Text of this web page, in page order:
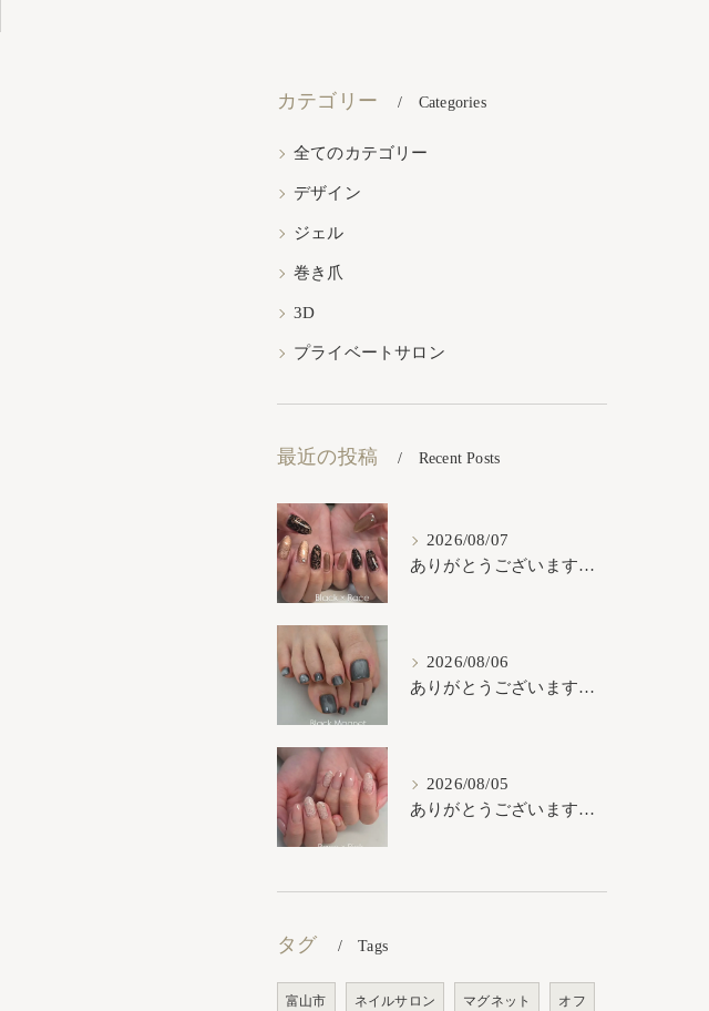
カテゴリー Categories
全てのカテゴリー
デザイン
ジェル
巻き爪
3D
プライベートサロン
最近の投稿 Recent Posts
2026/08/07
ありがとうございます𓂃𓈒𓏸︎︎︎︎
2026/08/06
ありがとうございます𓂃𓈒𓏸︎︎︎︎
2026/08/05
ありがとうございます𓂃𓈒𓏸︎︎︎︎
タグ Tags
富山市 ネイルサロン マグネット オフ